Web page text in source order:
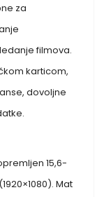
za
filmova.
karticom,
dovoljne
15,6-
Mat